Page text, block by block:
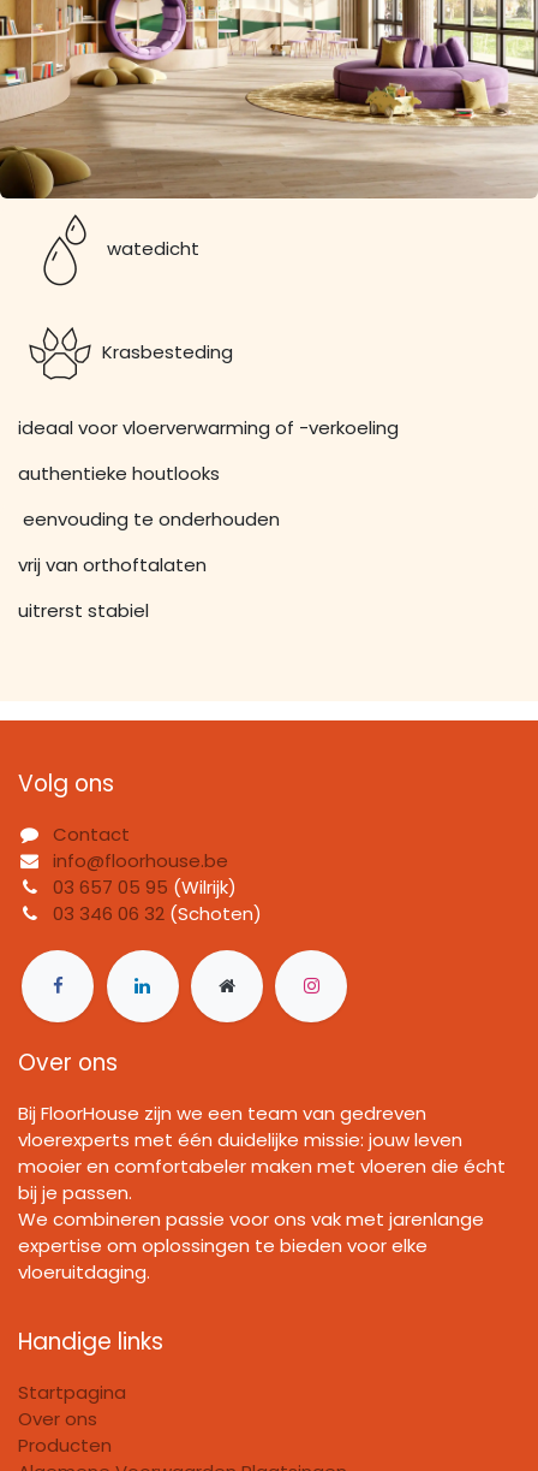
watedicht
Krasbesteding
authentieke houtlooks
eenvouding te onderhouden
vrij van orthoftalaten
Volg ons
Contact
info@floorhouse.be
03 657 05 95
(Wilrijk)
03 346 06 32
(Schoten)
Over ons
Bij FloorHouse zijn we een team van gedreven
vloerexperts met één duidelijke missie: jouw leven
mooier en comfortabeler maken met vloeren die écht
bij je passen.
We combineren passie voor ons vak met jarenlange
vloeruitdaging.
Handige links
Startpagina